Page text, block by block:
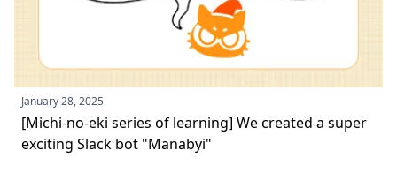
January 28, 2025
[Michi-no-eki series of learning] We created a super
exciting Slack bot "Manabyi"